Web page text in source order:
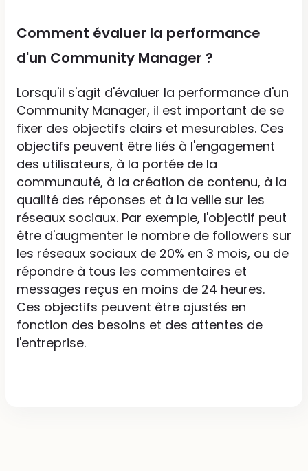
Comment évaluer la performance
d'un Community Manager ?
Lorsqu'il s'agit d'évaluer la performance d'un
Community Manager, il est important de se
fixer des objectifs clairs et mesurables. Ces
objectifs peuvent être liés à l'engagement
des utilisateurs, à la portée de la
communauté, à la création de contenu, à la
qualité des réponses et à la veille sur les
réseaux sociaux. Par exemple, l'objectif peut
être d'augmenter le nombre de followers sur
les réseaux sociaux de 20% en 3 mois, ou de
répondre à tous les commentaires et
messages reçus en moins de 24 heures.
Ces objectifs peuvent être ajustés en
fonction des besoins et des attentes de
l'entreprise.